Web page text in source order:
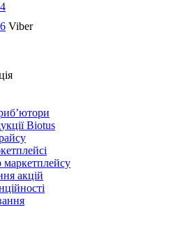
Viber
Biotus
маркетплейсу
акцій